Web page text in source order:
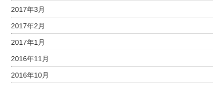
2017年3月
2017年2月
2017年1月
2016年11月
2016年10月